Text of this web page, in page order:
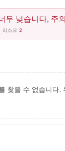
무 낮습니다, 주
리스크 2
찾을 수 없습니다.